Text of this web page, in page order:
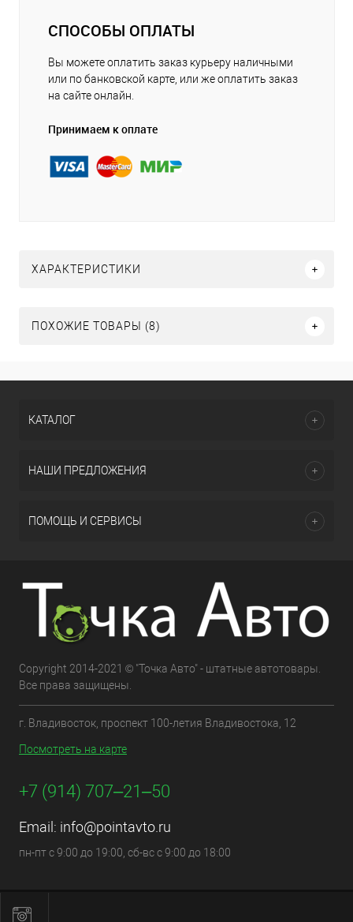
СПОСОБЫ ОПЛАТЫ
Вы можете оплатить заказ курьеру наличными
или по банковской карте, или же оплатить заказ
на сайте онлайн.
Принимаем к оплате
ХАРАКТЕРИСТИКИ
ПОХОЖИЕ ТОВАРЫ (8)
КАТАЛОГ
НАШИ ПРЕДЛОЖЕНИЯ
ПОМОЩЬ И СЕРВИСЫ
Copyright 2014-2021 © "Точка Авто" - штатные автотовары.
Все права защищены.
г. Владивосток, проспект 100-летия Владивостока, 12
Посмотреть на карте
+7 (914) 707‒21‒50
Email: info@pointavto.ru
пн-пт с 9:00 до 19:00, сб-вс с 9:00 до 18:00